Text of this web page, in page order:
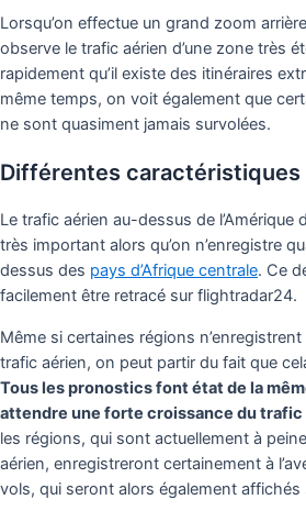
Lorsqu’on effectue un grand zoom
observe le trafic aérien d’une zone très
rapidement qu’il existe des itinéraires
même temps, on voit également que
ne sont quasiment jamais survolées.
Différentes caractéristiques
Le trafic aérien au-dessus de l’Amérique
très important alors qu’on n’enregistre
dessus des pays d’Afrique centrale. Ce
facilement être retracé sur flightradar24.
Même si certaines régions
trafic aérien, on peut partir du fait que
Tous les pronostics font état de la
attendre une forte croissance du trafic
les régions, qui sont actuellement à
aérien, enregistreront certainement à
vols, qui seront alors également